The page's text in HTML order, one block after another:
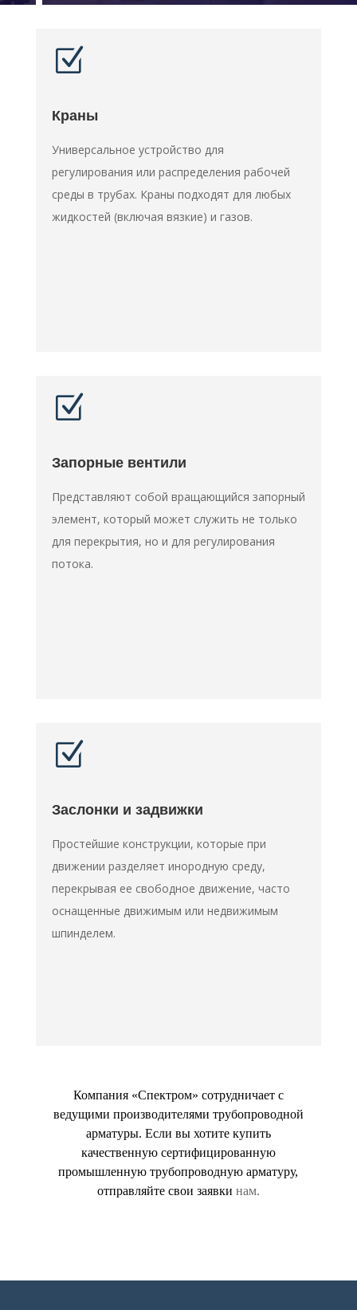
Z
Краны
Универсальное устройство для
регулирования или распределения рабочей
среды в трубах. Краны подходят для любых
жидкостей (включая вязкие) и газов.
Z
Запорные вентили
Представляют собой вращающийся запорный
элемент, который может служить не только
для перекрытия, но и для регулирования
потока.
Z
Заслонки и задвижки
Простейшие конструкции, которые при
движении разделяет инородную среду,
перекрывая ее свободное движение, часто
оснащенные движимым или недвижимым
шпинделем.
Компания «Спектром» сотрудничает с
ведущими производителями трубопроводной
арматуры. Если вы хотите купить
качественную сертифицированную
промышленную трубопроводную арматуру,
отправляйте свои заявки нам.